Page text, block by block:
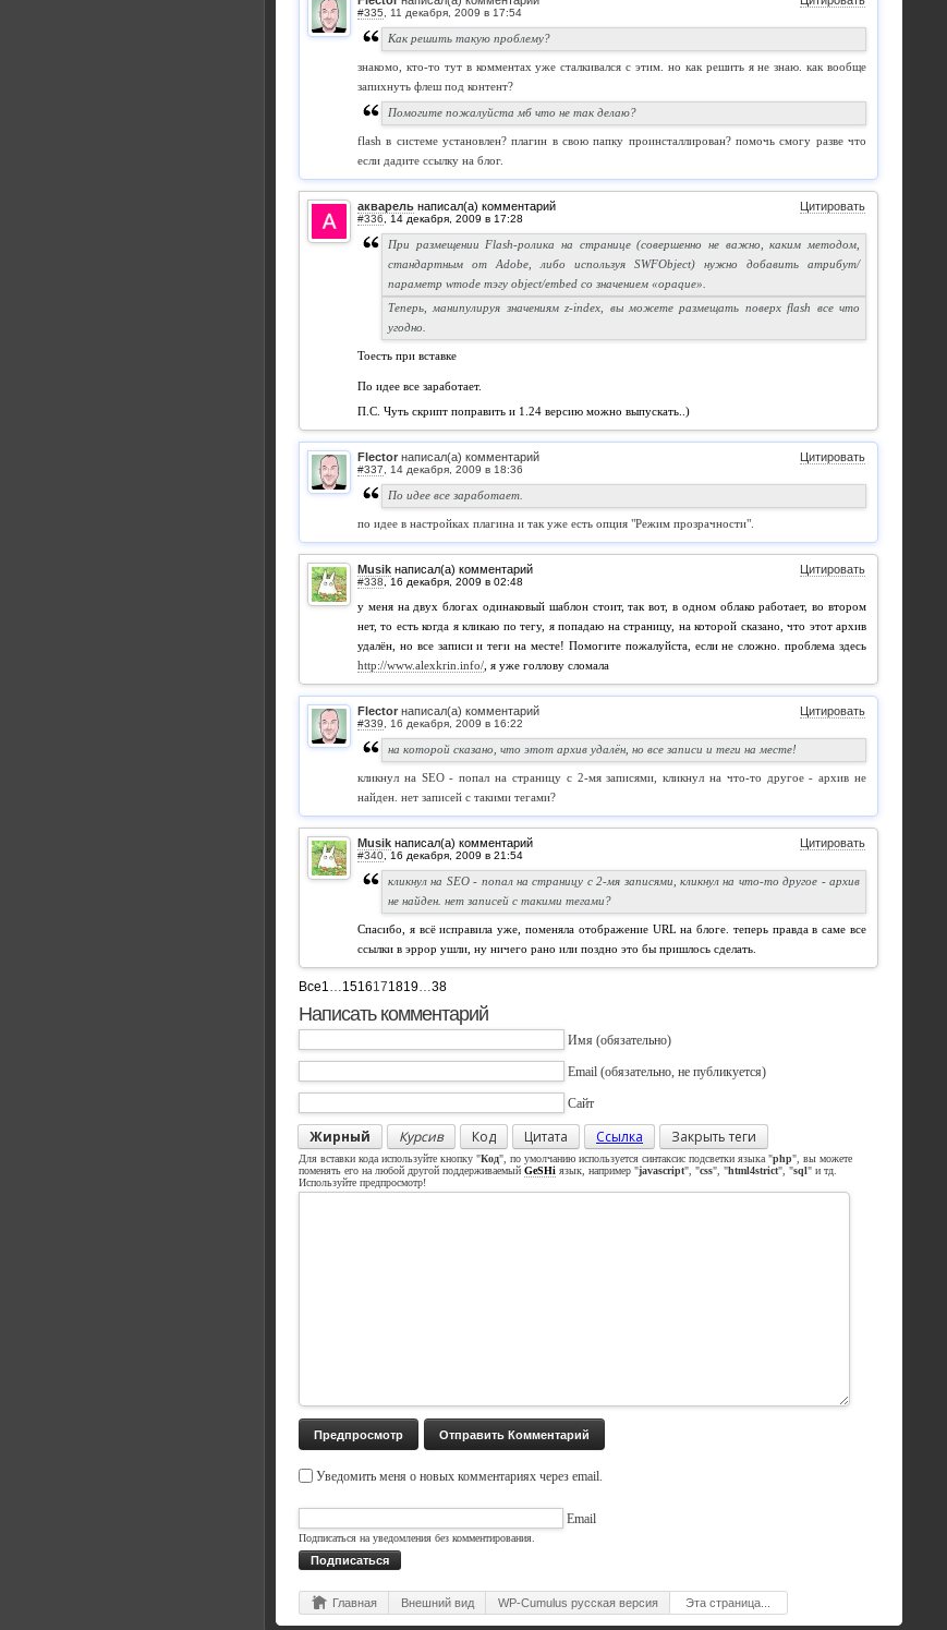
#335
Как решить такую проблему?
знакомо, кто-то тут в комментах уже сталкивался с этим. но как решить я не знаю. как вообще
запихнуть флеш под контент?
Помогите пожалуйста мб что не так делаю?
flash в системе установлен? плагин в свою папку проинсталлирован? помочь смогу разве что
если дадите ссылку на блог.
акварель написал(а) комментарий Цитировать
#336
При размещении Flash-ролика на странице (совершенно не важно, каким методом,
стандартным от Adobe, либо используя SWFObject) нужно добавить атрибут/
параметр wmode тэгу object/embed со значением «opaque».
Теперь, манипулируя значениям z-index, вы можете размещать поверх flash все что
угодно.
Тоесть при вставке
По идее все заработает.
П.С. Чуть скрипт поправить и 1.24 версию можно выпускать..)
Flector написал(а) комментарий Цитировать
#337
По идее все заработает.
по идее в настройках плагина и так уже есть опция "Режим прозрачности".
Musik написал(а) комментарий Цитировать
#338
у меня на двух блогах одинаковый шаблон стоит, так вот, в одном облако работает, во втором
нет, то есть когда я кликаю по тегу, я попадаю на страницу, на которой сказано, что этот архив
удалён, но все записи и теги на месте! Помогите пожалуйста, если не сложно. проблема здесь
http://www.alexkrin.info/ , я уже голлову сломала
Flector написал(а) комментарий Цитировать
#339
на которой сказано, что этот архив удалён, но все записи и теги на месте!
кликнул на SEO - попал на страницу с 2-мя записями, кликнул на что-то другое - архив не
найден. нет записей с такими тегами?
Musik написал(а) комментарий Цитировать
#340
кликнул на SEO - попал на страницу с 2-мя записями, кликнул на что-то другое - архив
не найден. нет записей с такими тегами?
Спасибо, я всё исправила уже, поменяла отображение URL на блоге. теперь правда в саме все
ссылки в эррор ушли, ну ничего рано или поздно это бы пришлось сделать.
Все1…1516171819…38
Написать комментарий
Имя (обязательно)
Email (обязательно, не публикуется)
Сайт
Жирный Курсив Код Цитата Ссылка Закрыть теги
Для вставки кода используйте кнопку "Код", по умолчанию используется синтаксис подсветки языка "php", вы можете
поменять его на любой другой поддерживаемый GeSHi язык, например "javascript", "css", "html4strict", "sql" и тд.
Используйте предпросмотр!
Уведомить меня о новых комментариях через email.
Email
Подписаться на уведомления без комментирования.
Подписаться
Главная Внешний вид WP-Cumulus русская версия Эта страница...